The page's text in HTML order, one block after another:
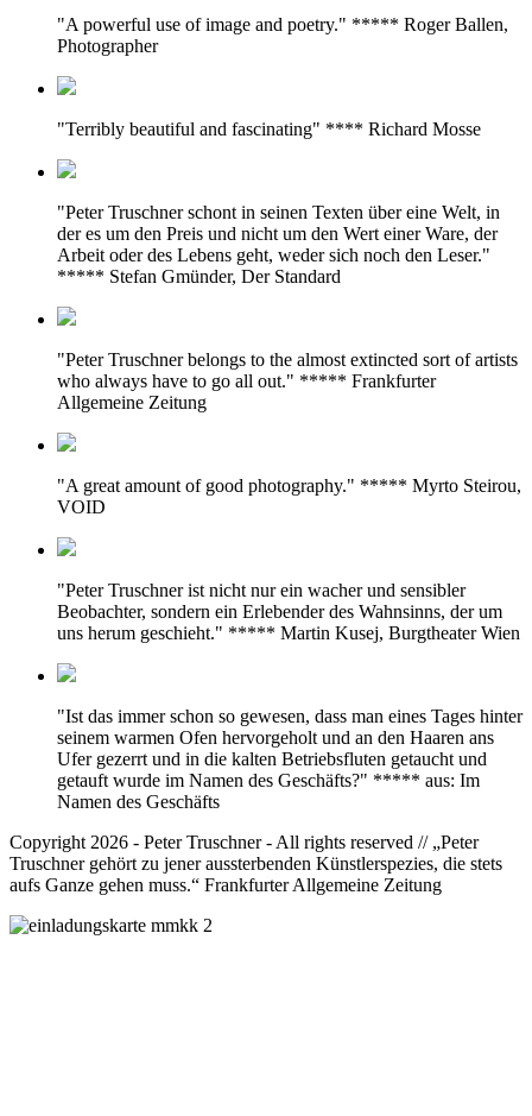
"A powerful use of image and poetry." ***** Roger Ballen,
Photographer
"Terribly beautiful and fascinating" **** Richard Mosse
"Peter Truschner schont in seinen Texten über eine Welt, in
der es um den Preis und nicht um den Wert einer Ware, der
Arbeit oder des Lebens geht, weder sich noch den Leser."
***** Stefan Gmünder, Der Standard
"Peter Truschner belongs to the almost extincted sort of artists
who always have to go all out." ***** Frankfurter
Allgemeine Zeitung
"A great amount of good photography." ***** Myrto Steirou,
VOID
"Peter Truschner ist nicht nur ein wacher und sensibler
Beobachter, sondern ein Erlebender des Wahnsinns, der um
uns herum geschieht." ***** Martin Kusej, Burgtheater Wien
"Ist das immer schon so gewesen, dass man eines Tages hinter
seinem warmen Ofen hervorgeholt und an den Haaren ans
Ufer gezerrt und in die kalten Betriebsfluten getaucht und
getauft wurde im Namen des Geschäfts?" ***** aus: Im
Namen des Geschäfts
Copyright 2026 - Peter Truschner - All rights reserved // „Peter
Truschner gehört zu jener aussterbenden Künstlerspezies, die stets
aufs Ganze gehen muss.“ Frankfurter Allgemeine Zeitung